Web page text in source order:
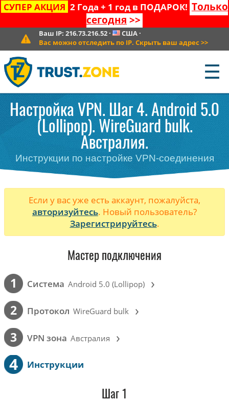
СУПЕР АКЦИЯ 2 Года + 1 год в ПОДАРОК! Только
сегодня >>
Ваш IP: 216.73.216.52· США·
Вас можно отследить по IP. Скрыть ваш адрес >>
☰
Настройка VPN. Шаг 4. Android 5.0
(Lollipop). WireGuard bulk.
Австралия.
Инструкции по настройке VPN-соединения
Если у вас уже есть аккаунт, пожалуйста,
авторизуйтесь. Новый пользователь?
Зарегистрируйтесь.
Мастер подключения
1 Cистема Android 5.0 (Lollipop) ›
2 Протокол WireGuard bulk ›
3 VPN зона Австралия ›
4 Инструкции
Шаг 1